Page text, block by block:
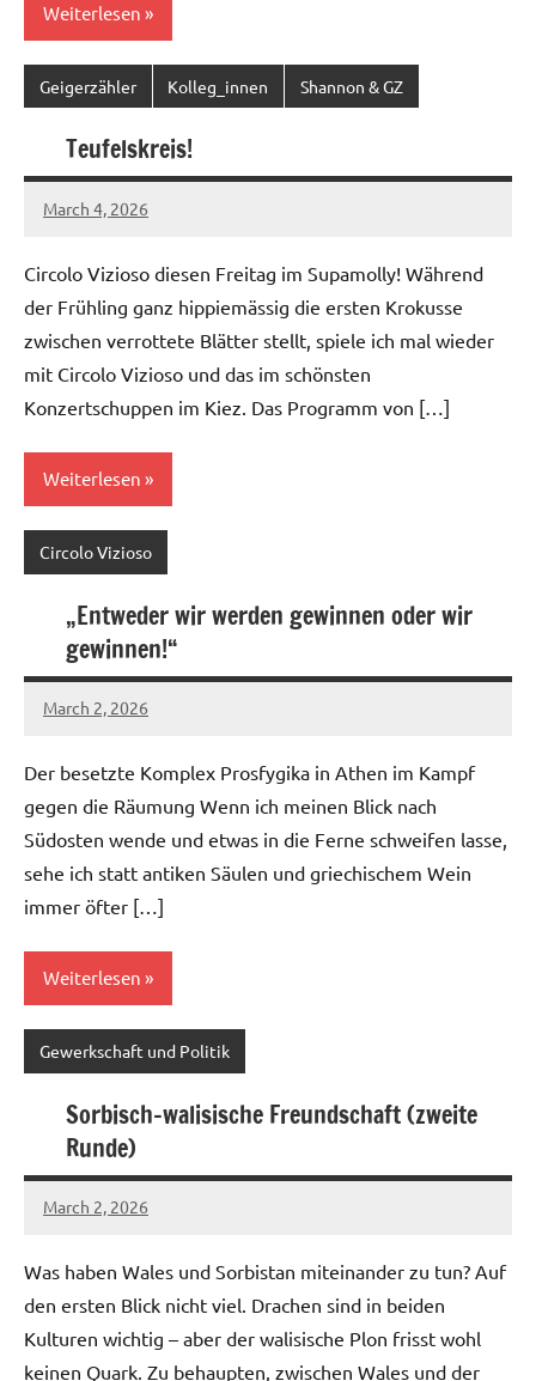
Weiterlesen
Geigerzähler Kolleg_innen Shannon & GZ
Teufelskreis!
March 4, 2026
geigerzaehler
No
Circolo Vizioso diesen Freitag im Supamolly! Während
der Frühling ganz hippiemässig die ersten Krokusse
zwischen verrottete Blätter stellt, spiele ich mal wieder
mit Circolo Vizioso und das im schönsten
Konzertschuppen im Kiez. Das Programm von […]
Weiterlesen
Circolo Vizioso
„Entweder wir werden gewinnen oder wir
gewinnen!“
March 2, 2026
geigerzaehler
No
Der besetzte Komplex Prosfygika in Athen im Kampf
gegen die Räumung Wenn ich meinen Blick nach
Südosten wende und etwas in die Ferne schweifen lasse,
sehe ich statt antiken Säulen und griechischem Wein
immer öfter […]
Weiterlesen
Gewerkschaft und Politik
Sorbisch-walisische Freundschaft (zweite
Runde)
March 2, 2026
geigerzaehler
No
Was haben Wales und Sorbistan miteinander zu tun? Auf
den ersten Blick nicht viel. Drachen sind in beiden
Kulturen wichtig – aber der walisische Plon frisst wohl
keinen Quark. Zu behaupten, zwischen Wales und der